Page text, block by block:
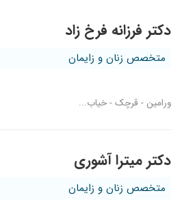
دکتر فرزانه فرخ زاد
متخصص زنان و زایمان
ورامین - قرچک - خیاب...
دکتر میترا آشوری
متخصص زنان و زایمان